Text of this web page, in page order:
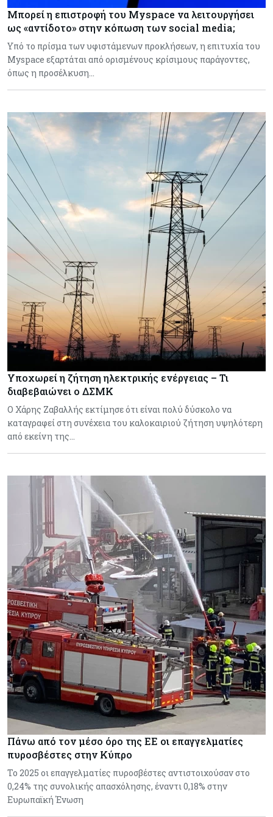
Μπορεί η επιστροφή του Myspace να λειτουργήσει
ως «αντίδοτο» στην κόπωση των social media;
Υπό το πρίσμα των υφιστάμενων προκλήσεων, η επιτυχία του
Myspace εξαρτάται από ορισμένους κρίσιμους παράγοντες,
όπως η προσέλκυση…
Υποχωρεί η ζήτηση ηλεκτρικής ενέργειας – Τι
διαβεβαιώνει ο ΔΣΜΚ
Ο Χάρης Ζαβαλλής εκτίμησε ότι είναι πολύ δύσκολο να
καταγραφεί στη συνέχεια του καλοκαιριού ζήτηση υψηλότερη
από εκείνη της…
Πάνω από τον μέσο όρο της ΕΕ οι επαγγελματίες
πυροσβέστες στην Κύπρο
Το 2025 οι επαγγελματίες πυροσβέστες αντιστοιχούσαν στο
0,24% της συνολικής απασχόλησης, έναντι 0,18% στην
Ευρωπαϊκή Ένωση